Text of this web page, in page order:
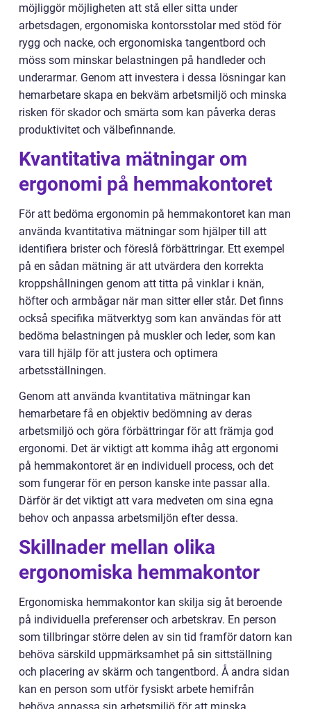
möjliggör möjligheten att stå eller sitta under
arbetsdagen, ergonomiska kontorsstolar med stöd för
rygg och nacke, och ergonomiska tangentbord och
möss som minskar belastningen på handleder och
underarmar. Genom att investera i dessa lösningar kan
hemarbetare skapa en bekväm arbetsmiljö och minska
risken för skador och smärta som kan påverka deras
produktivitet och välbefinnande.
Kvantitativa mätningar om
ergonomi på hemmakontoret
För att bedöma ergonomin på hemmakontoret kan man
använda kvantitativa mätningar som hjälper till att
identifiera brister och föreslå förbättringar. Ett exempel
på en sådan mätning är att utvärdera den korrekta
kroppshållningen genom att titta på vinklar i knän,
höfter och armbågar när man sitter eller står. Det finns
också specifika mätverktyg som kan användas för att
bedöma belastningen på muskler och leder, som kan
vara till hjälp för att justera och optimera
arbetsställningen.
Genom att använda kvantitativa mätningar kan
hemarbetare få en objektiv bedömning av deras
arbetsmiljö och göra förbättringar för att främja god
ergonomi. Det är viktigt att komma ihåg att ergonomi
på hemmakontoret är en individuell process, och det
som fungerar för en person kanske inte passar alla.
Därför är det viktigt att vara medveten om sina egna
behov och anpassa arbetsmiljön efter dessa.
Skillnader mellan olika
ergonomiska hemmakontor
Ergonomiska hemmakontor kan skilja sig åt beroende
på individuella preferenser och arbetskrav. En person
som tillbringar större delen av sin tid framför datorn kan
behöva särskild uppmärksamhet på sin sittställning
och placering av skärm och tangentbord. Å andra sidan
kan en person som utför fysiskt arbete hemifrån